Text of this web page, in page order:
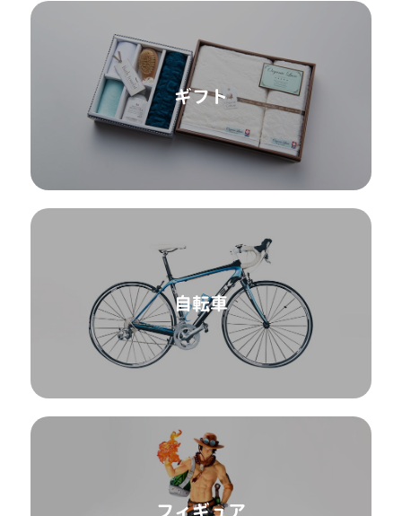
ギフト
自転車
フィギュア